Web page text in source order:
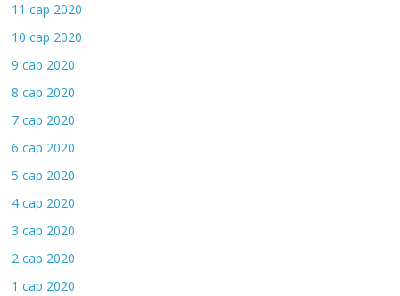
11 сар 2020
10 сар 2020
9 сар 2020
8 сар 2020
7 сар 2020
6 сар 2020
5 сар 2020
4 сар 2020
3 сар 2020
2 сар 2020
1 сар 2020